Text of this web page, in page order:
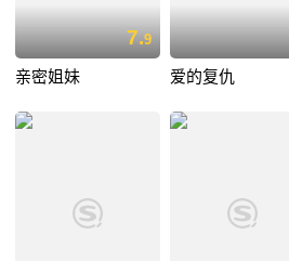
7.9
亲密姐妹 爱的复仇